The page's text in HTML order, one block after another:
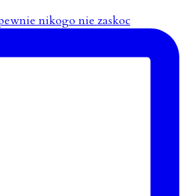
nikogo nie zaskoc